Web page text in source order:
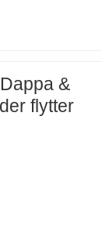
&
flytter